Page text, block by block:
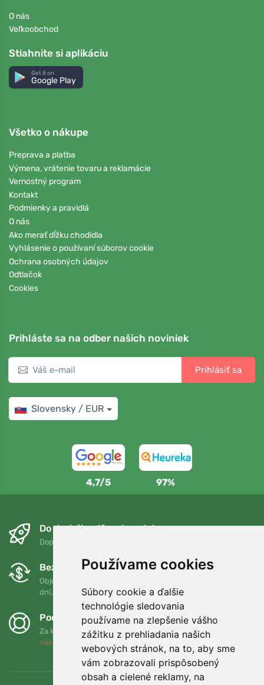
Používame cookies
Súbory cookie a ďalšie
technológie sledovania
používame na zlepšenie vášho
zážitku z prehliadania našich
webových stránok, na to, aby sme
vám zobrazovali prispôsobený
obsah a cielené reklamy, na
O nás
Veľkoobchod
Stiahnite si aplikáciu
Get it on
Google Play
Všetko o nákupe
Preprava a platba
Výmena, vrátenie tovaru a reklamácie
Vernostný program
Kontakt
Podmienky a pravidlá
O nás
Ako merať dĺžku chodidla
Vyhlásenie o používaní súborov cookie
Ochrana osobných údajov
Odtlačok
Cookies
Prihláste sa na odber našich noviniek
Prihlásiť sa
Slovensky / EUR
4,7/5 97%
Do druhého dňa a bezplatne
Doprava zadarmo pri objednávkach nad 75 EUR
Bezplatná výmena a vrátenie tovaru
Objednávku môžete kedykoľvek vrátiť alebo vymeniť do 90
dní.
Podporujeme Trees.org
Za každú objednávku zasadíme strom! Prečítajte si viac
nás